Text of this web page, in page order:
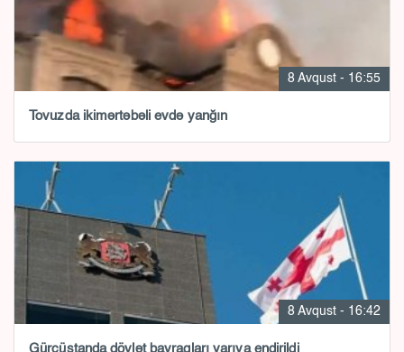
8 Avqust - 16:55
Tovuzda ikimərtəbəli evdə yanğın
8 Avqust - 16:42
Gürcüstanda dövlət bayraqları yarıya endirildi